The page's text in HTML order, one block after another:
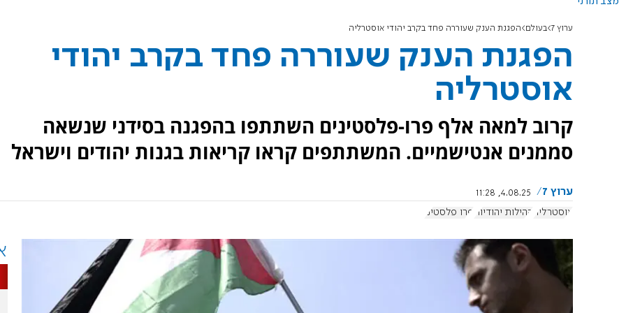
ערוץ 7 בעולם הפגנת הענק שעוררה פחד בקרב יהודי אוסטרליה
הפגנת הענק שעוררה פחד בקרב יהודי
אוסטרליה
קרוב למאה אלף פרו-פלסטינים השתתפו בהפגנה בסידני שנשאה
סממנים אנטישמיים. המשתתפים קראו קריאות בגנות יהודים וישראל
ערוץ 7
4.08.25, 11:28
אוסטרליה
קהילות יהודיות פרו פלסטיני